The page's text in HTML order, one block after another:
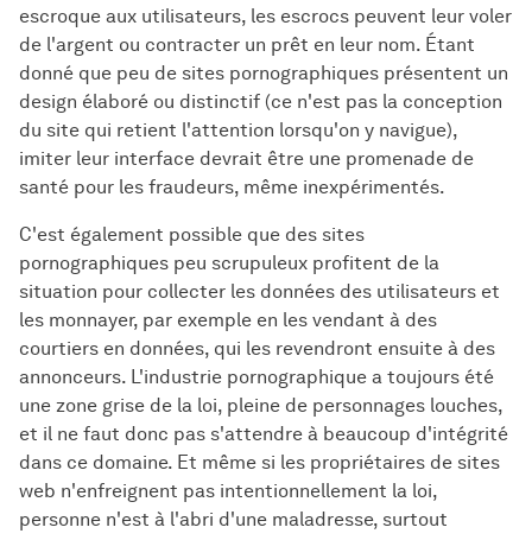
escroque aux utilisateurs, les escrocs peuvent leur voler
de l'argent ou contracter un prêt en leur nom. Étant
donné que peu de sites pornographiques présentent un
design élaboré ou distinctif (ce n'est pas la conception
du site qui retient l'attention lorsqu'on y navigue),
imiter leur interface devrait être une promenade de
santé pour les fraudeurs, même inexpérimentés.
C'est également possible que des sites
pornographiques peu scrupuleux profitent de la
situation pour collecter les données des utilisateurs et
les monnayer, par exemple en les vendant à des
courtiers en données, qui les revendront ensuite à des
annonceurs. L'industrie pornographique a toujours été
une zone grise de la loi, pleine de personnages louches,
et il ne faut donc pas s'attendre à beaucoup d'intégrité
dans ce domaine. Et même si les propriétaires de sites
web n'enfreignent pas intentionnellement la loi,
personne n'est à l'abri d'une maladresse, surtout